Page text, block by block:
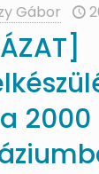
Gábor
2000